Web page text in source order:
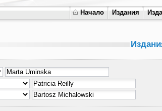
Начало Издания